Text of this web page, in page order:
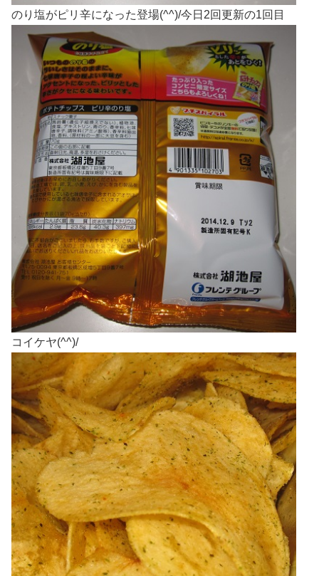
のり塩がピリ辛になった登場(^^)/今日2回更新の1回目
コイケヤ(^^)/